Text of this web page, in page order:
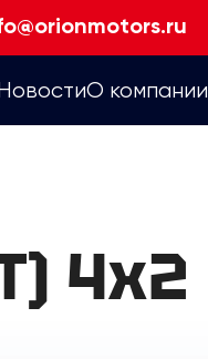
О компании
4х2